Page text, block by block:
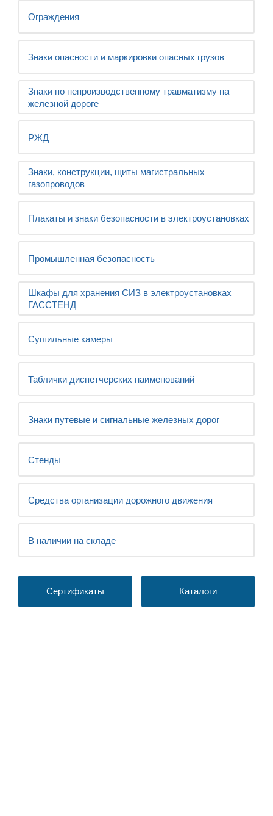
Ограждения
Знаки опасности и маркировки опасных грузов
Знаки по непроизводственному травматизму на
железной дороге
РЖД
Знаки, конструкции, щиты магистральных
газопроводов
Плакаты и знаки безопасности в электроустановках
Промышленная безопасность
Шкафы для хранения СИЗ в электроустановках
ГАССТЕНД
Сушильные камеры
Таблички диспетчерских наименований
Знаки путевые и сигнальные железных дорог
Стенды
Средства организации дорожного движения
В наличии на складе
Сертификаты Каталоги